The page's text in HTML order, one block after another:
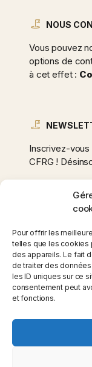
Pour offrir les
telles que les cookies
des appareils. Le fait
de traiter des
les ID uniques sur ce
consentement peut
et fonctions.
NOUS
Vous pouvez
options de
à cet effet :
Inscrivez-vous
CFRG !
e-
mail
*
Copyright